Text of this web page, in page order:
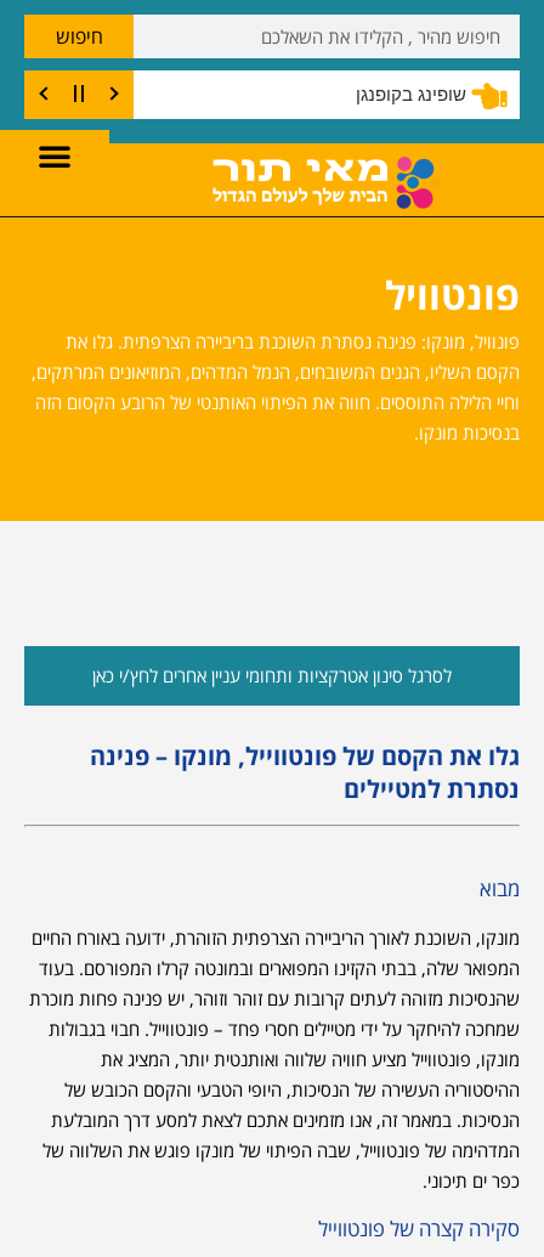
שופינג בקופנגן
חיפוש
פונטוויל
פונוויל, מונקו: פנינה נסתרת השוכנת בריביירה הצרפתית. גלו את
הקסם השליו, הגנים המשובחים, הנמל המדהים, המוזיאונים המרתקים,
וחיי הלילה התוססים. חווה את הפיתוי האותנטי של הרובע הקסום הזה
בנסיכות מונקו.
לסרגל סינון אטרקציות ותחומי עניין אחרים לחץ/י כאן
גלו את הקסם של פונטווייל, מונקו – פנינה
נסתרת למטיילים
מבוא
מונקו, השוכנת לאורך הריביירה הצרפתית הזוהרת, ידועה באורח החיים
המפואר שלה, בבתי הקזינו המפוארים ובמונטה קרלו המפורסם. בעוד
שהנסיכות מזוהה לעתים קרובות עם זוהר וזוהר, יש פנינה פחות מוכרת
שמחכה להיחקר על ידי מטיילים חסרי פחד – פונטווייל. חבוי בגבולות
מונקו, פונטווייל מציע חוויה שלווה ואותנטית יותר, המציג את
ההיסטוריה העשירה של הנסיכות, היופי הטבעי והקסם הכובש של
הנסיכות. במאמר זה, אנו מזמינים אתכם לצאת למסע דרך המובלעת
המדהימה של פונטווייל, שבה הפיתוי של מונקו פוגש את השלווה של
כפר ים תיכוני.
סקירה קצרה של פונטווייל